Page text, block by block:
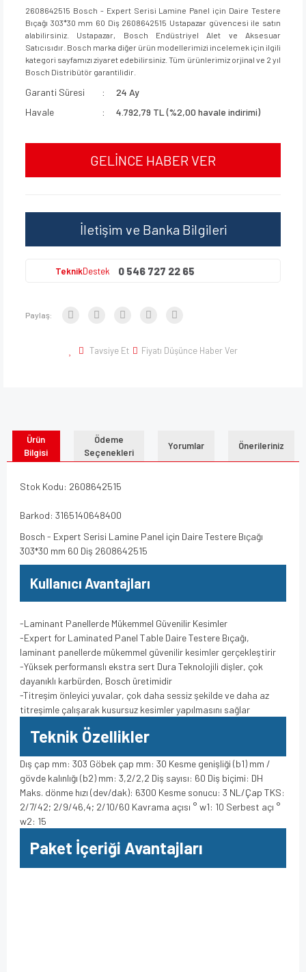
2608642515 Bosch - Expert Serisi Lamine Panel için Daire Testere
Bıçağı 303*30 mm 60 Diş 2608642515 Ustapazar güvencesi ile satın
alabilirsiniz. Ustapazar, Bosch Endüstriyel Alet ve Aksesuar
Satıcısıdır. Bosch marka diğer ürün modellerimizi incelemek için ilgili
kategori sayfamızı ziyaret edebilirsiniz. Tüm ürünlerimiz orjinal ve 2 yıl
Bosch Distribütör garantilidir.
Garanti Süresi
24 Ay
Havale
4.792,79 TL (%2,00 havale indirimi)
GELİNCE HABER VER
İletişim ve Banka Bilgileri
TeknikDestek 0 546 727 22 65
Paylaş:
Tavsiye Et Fiyatı Düşünce Haber Ver
Ürün
Bilgisi
Ödeme
Seçenekleri
Yorumlar Önerileriniz
Stok Kodu: 2608642515
Barkod: 3165140648400
Bosch - Expert Serisi Lamine Panel için Daire Testere Bıçağı
303*30 mm 60 Diş 2608642515
Kullanıcı Avantajları
-Laminant Panellerde Mükemmel Güvenilir Kesimler
-Expert for Laminated Panel Table Daire Testere Bıçağı,
laminant panellerde mükemmel güvenilir kesimler gerçekleştirir
-Yüksek performanslı ekstra sert Dura Teknolojili dişler, çok
dayanıklı karbürden, Bosch üretimidir
-Titreşim önleyici yuvalar, çok daha sessiz şekilde ve daha az
titreşimle çalışarak kusursuz kesimler yapılmasını sağlar
Teknik Özellikler
Dış çap mm: 303 Göbek çap mm: 30 Kesme genişliği (b1) mm /
gövde kalınlığı (b2) mm: 3,2/2,2 Diş sayısı: 60 Diş biçimi: DH
Maks. dönme hızı (dev/dak): 6300 Kesme sonucu: 3 NL/Çap TKS:
2/7/42; 2/9/46,4; 2/10/60 Kavrama açısı ° w1: 10 Serbest açı °
w2: 15
Paket İçeriği Avantajları